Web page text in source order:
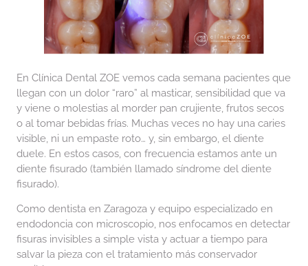
En Clínica Dental ZOE vemos cada semana pacientes que
llegan con un dolor “raro” al masticar, sensibilidad que va
y viene o molestias al morder pan crujiente, frutos secos
o al tomar bebidas frías. Muchas veces no hay una caries
visible, ni un empaste roto… y, sin embargo, el diente
duele. En estos casos, con frecuencia estamos ante un
diente fisurado (también llamado síndrome del diente
fisurado).
Como dentista en Zaragoza y equipo especializado en
endodoncia con microscopio, nos enfocamos en detectar
fisuras invisibles a simple vista y actuar a tiempo para
salvar la pieza con el tratamiento más conservador